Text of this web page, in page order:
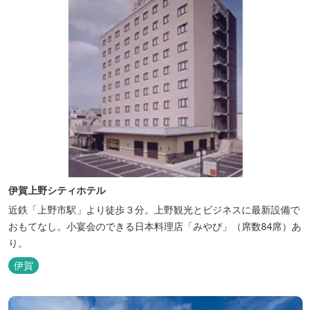
伊賀上野シティホテル
近鉄「上野市駅」より徒歩３分。上野観光とビジネスに最新設備で
おもてなし。小宴会のできる日本料理店「みやび」（席数84席）あ
り。
伊賀